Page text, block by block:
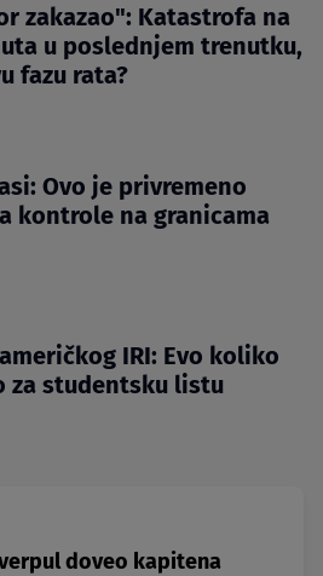
zakazao": Katastrofa na
u poslednjem trenutku,
fazu rata?
Ovo je privremeno
kontrole na granicama
IRI: Evo koliko
za studentsku listu
doveo kapitena